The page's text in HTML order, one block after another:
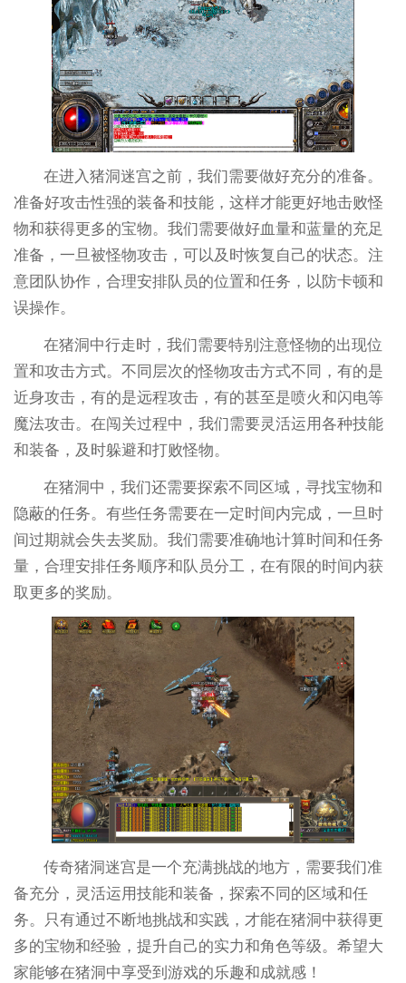
在进入猪洞迷宫之前，我们需要做好充分的准备。
准备好攻击性强的装备和技能，这样才能更好地击败怪
物和获得更多的宝物。我们需要做好血量和蓝量的充足
准备，一旦被怪物攻击，可以及时恢复自己的状态。注
意团队协作，合理安排队员的位置和任务，以防卡顿和
误操作。
在猪洞中行走时，我们需要特别注意怪物的出现位
置和攻击方式。不同层次的怪物攻击方式不同，有的是
近身攻击，有的是远程攻击，有的甚至是喷火和闪电等
魔法攻击。在闯关过程中，我们需要灵活运用各种技能
和装备，及时躲避和打败怪物。
在猪洞中，我们还需要探索不同区域，寻找宝物和
隐蔽的任务。有些任务需要在一定时间内完成，一旦时
间过期就会失去奖励。我们需要准确地计算时间和任务
量，合理安排任务顺序和队员分工，在有限的时间内获
取更多的奖励。
传奇猪洞迷宫是一个充满挑战的地方，需要我们准
备充分，灵活运用技能和装备，探索不同的区域和任
务。只有通过不断地挑战和实践，才能在猪洞中获得更
多的宝物和经验，提升自己的实力和角色等级。希望大
家能够在猪洞中享受到游戏的乐趣和成就感！